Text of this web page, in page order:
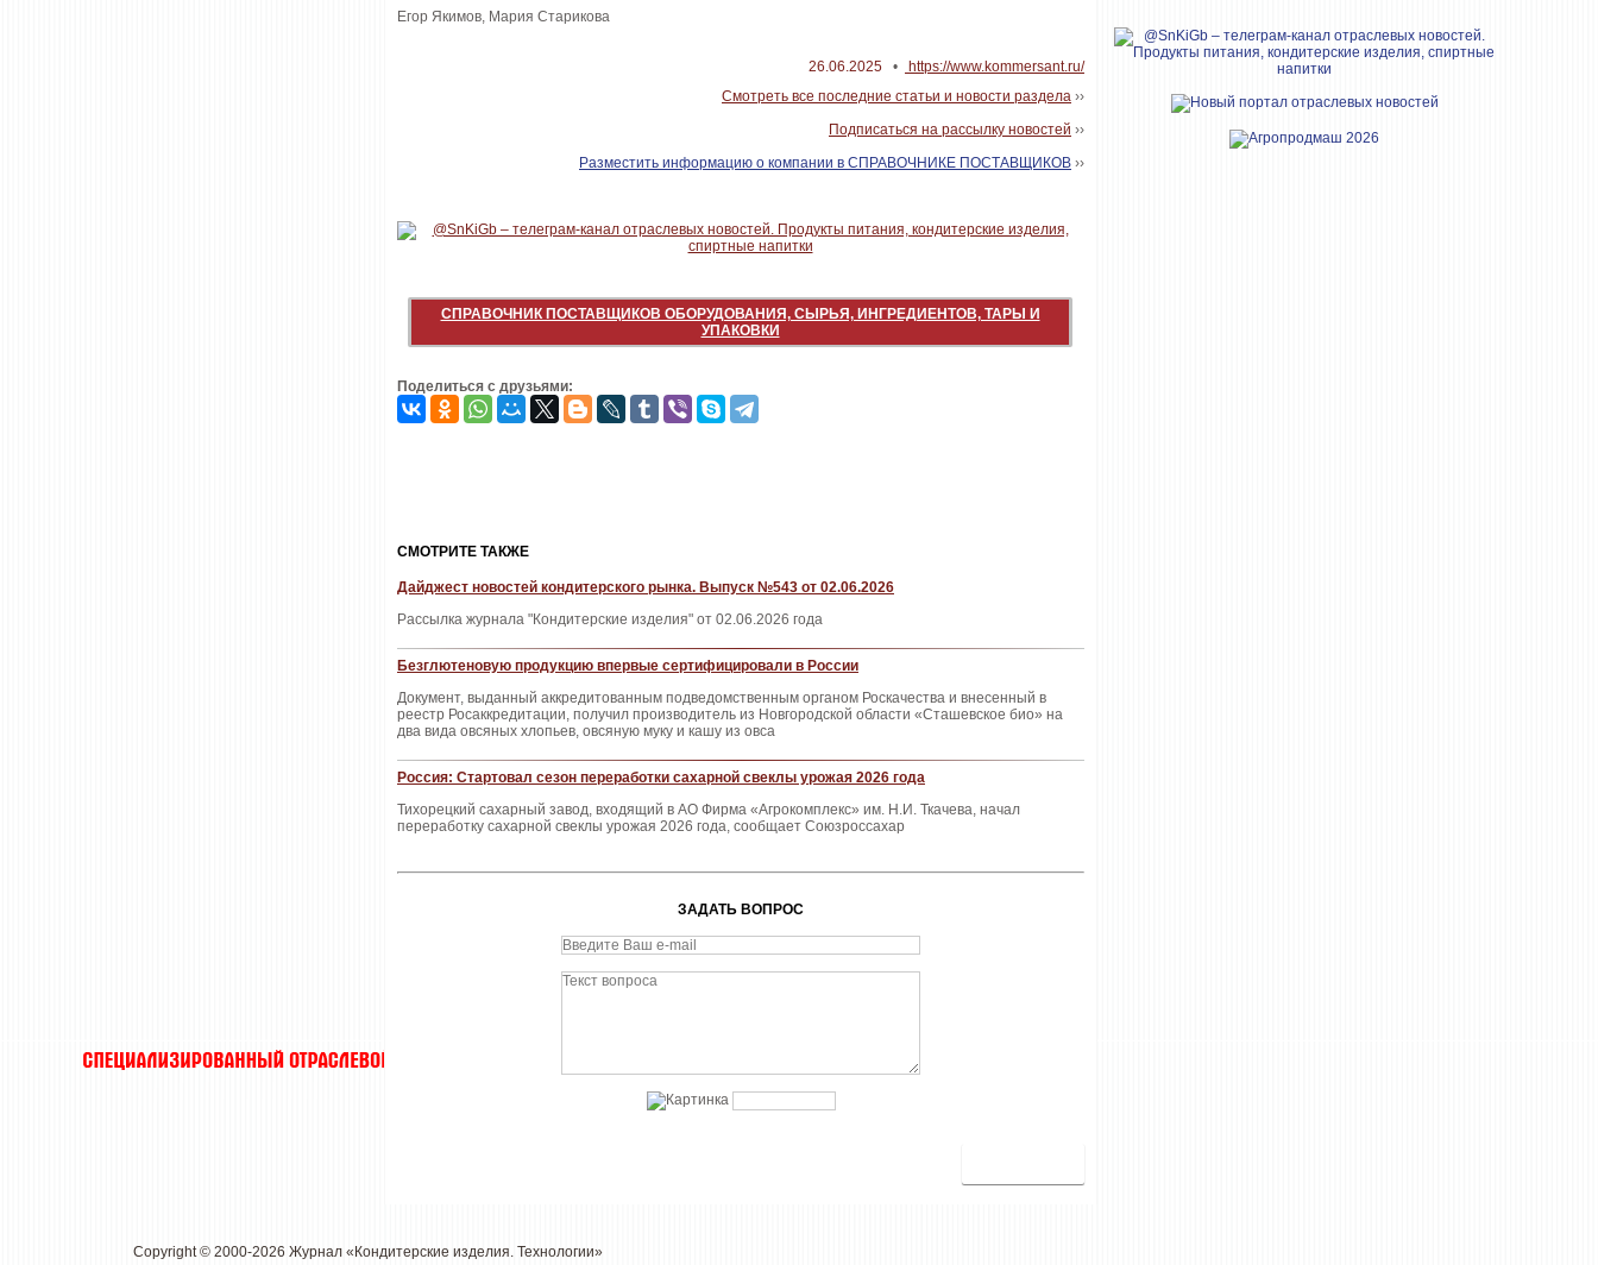
Егор Якимов, Мария Старикова
26.06.2025 •
https://www.kommersant.ru/
Смотреть все последние статьи и новости раздела ››
Подписаться на рассылку новостей ››
Разместить информацию о компании в СПРАВОЧНИКЕ ПОСТАВЩИКОВ ››
СПРАВОЧНИК ПОСТАВЩИКОВ ОБОРУДОВАНИЯ, СЫРЬЯ, ИНГРЕДИЕНТОВ, ТАРЫ И
УПАКОВКИ
Поделиться с друзьями:
CМОТРИТЕ ТАКЖЕ
Дайджест новостей кондитерского рынка. Выпуск №543 от 02.06.2026
Рассылка журнала "Кондитерские изделия" от 02.06.2026 года
Безглютеновую продукцию впервые сертифицировали в России
Документ, выданный аккредитованным подведомственным органом Роскачества и внесенный в
реестр Росаккредитации, получил производитель из Новгородской области «Сташевское био» на
два вида овсяных хлопьев, овсяную муку и кашу из овса
Россия: Стартовал сезон переработки сахарной свеклы урожая 2026 года
Тихорецкий сахарный завод, входящий в АО Фирма «Агрокомплекс» им. Н.И. Ткачева, начал
переработку сахарной свеклы урожая 2026 года, сообщает Союзроссахар
ЗАДАТЬ ВОПРОС
Copyright © 2000-2026 Журнал «Кондитерские изделия. Технологии»